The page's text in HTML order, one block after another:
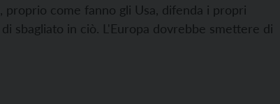
come fanno gli Usa, difenda i propri
sbagliato in ciò. L'Europa dovrebbe smettere di